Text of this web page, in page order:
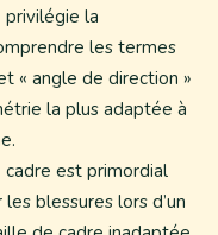
privilégie la
les termes
« angle de direction »
la plus adaptée à
est primordial
blessures lors d’un